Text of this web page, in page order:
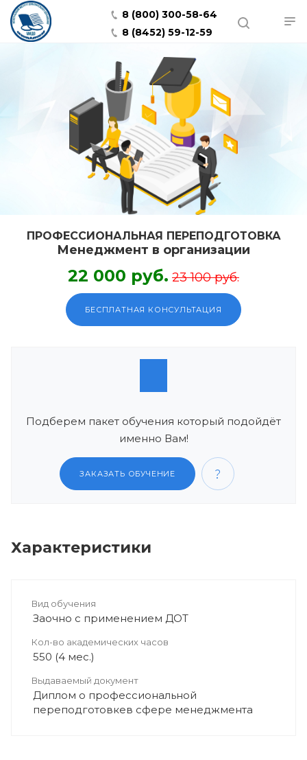
8 (800) 300-58-64
8 (8452) 59-12-59
ПРОФЕССИОНАЛЬНАЯ ПЕРЕПОДГОТОВКА
Менеджмент в организации
22 000 руб. 23 100 руб.
БЕСПЛАТНАЯ КОНСУЛЬТАЦИЯ
Подберем пакет обучения который подойдёт
именно Вам!
ЗАКАЗАТЬ ОБУЧЕНИЕ
Характеристики
Вид обучения
Заочно с применением ДОТ
Кол-во академических часов
550 (4 мес.)
Выдаваемый документ
Диплом о профессиональной
переподготовкев сфере менеджмента